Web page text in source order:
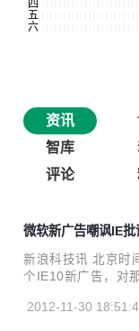
资讯
智库
评论
微软新广告嘲讽IE
新浪科技讯 北京时
个IE10新广告，对
缩，而是选择直面
2012-11-30